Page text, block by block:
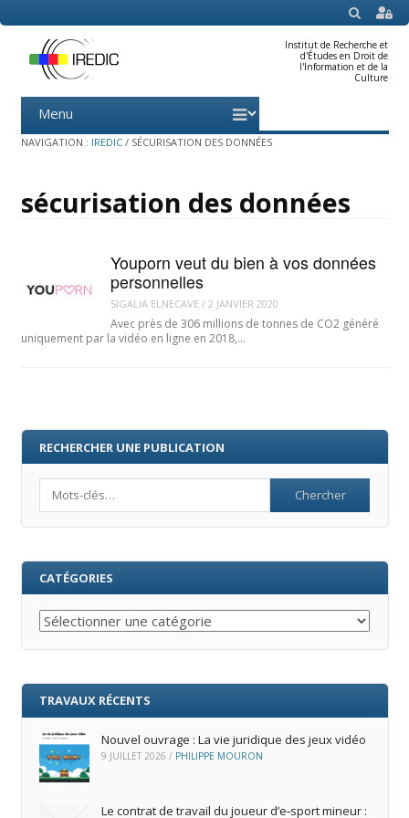
SEARCH
Institut de Recherche et
d'Études en Droit de
l'Information et de la
Culture
Menu
content
NAVIGATION : IREDIC / SÉCURISATION DES DONNÉES
sécurisation des données
Youporn veut du bien à vos données
personnelles
SIGALIA ELNECAVE / 2 JANVIER 2020
Avec près de 306 millions de tonnes de CO2 généré
uniquement par la vidéo en ligne en 2018,…
RECHERCHER UNE PUBLICATION
CATÉGORIES
Catégories
TRAVAUX RÉCENTS
Nouvel ouvrage : La vie juridique des jeux vidéo
9 JUILLET 2026 / PHILIPPE MOURON
Le contrat de travail du joueur d’e‑sport mineur :